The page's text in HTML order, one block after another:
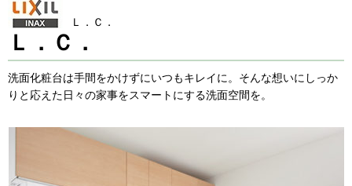
Ｌ．Ｃ．
Ｌ．Ｃ．
洗面化粧台は手間をかけずにいつもキレイに。そんな想いにしっか
りと応えた日々の家事をスマートにする洗面空間を。